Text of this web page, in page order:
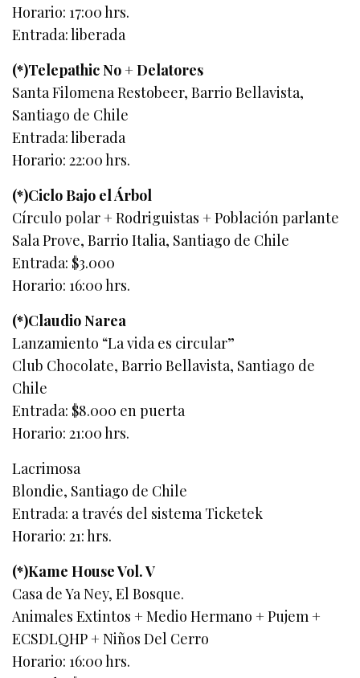
Horario: 17:00 hrs.
Entrada: liberada
(*)Telepathic No + Delatores
Santa Filomena Restobeer, Barrio Bellavista,
Santiago de Chile
Entrada: liberada
Horario: 22:00 hrs.
(*)Ciclo Bajo el Árbol
Círculo polar + Rodriguistas + Población parlante
Sala Prove, Barrio Italia, Santiago de Chile
Entrada: $3.000
Horario: 16:00 hrs.
(*)Claudio Narea
Lanzamiento “La vida es circular”
Club Chocolate, Barrio Bellavista, Santiago de
Chile
Entrada: $8.000 en puerta
Horario: 21:00 hrs.
Lacrimosa
Blondie, Santiago de Chile
Entrada: a través del sistema Ticketek
Horario: 21: hrs.
(*)Kame House Vol. V
Casa de Ya Ney, El Bosque.
Animales Extintos + Medio Hermano + Pujem +
ECSDLQHP + Niños Del Cerro
Horario: 16:00 hrs.